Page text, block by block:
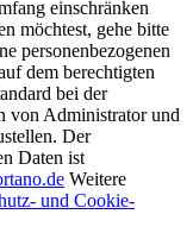
einschränken
möchtest, gehe bitte
personenbezogenen
dem berechtigten
bei der
von Administrator und
Der
Daten ist
Weitere
und Cookie-